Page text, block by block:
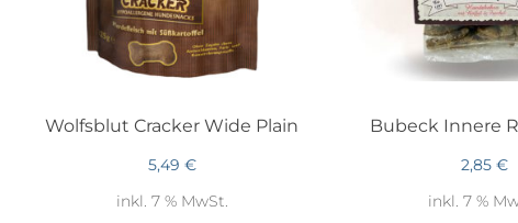
Wolfsblut Cracker Wide Plain
5,49 €
inkl. 7 % MwSt.
Bubeck Innere
2,85 €
inkl. 7 %